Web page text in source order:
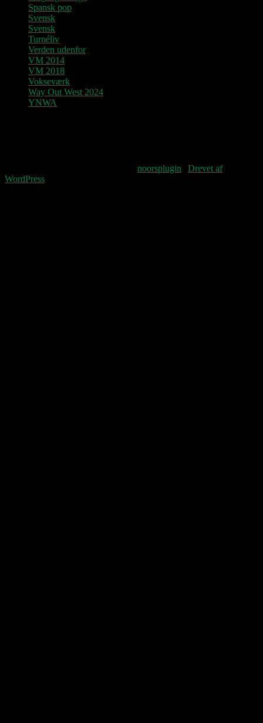
Spansk pop
Svensk
Svensk
Turnéliv
Verden udenfor
VM 2014
VM 2018
Vokseværk
Way Out West 2024
YNWA
noorsplugin
Drevet af
WordPress